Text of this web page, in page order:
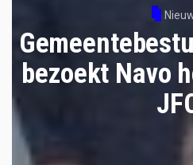
bezoekt Navo